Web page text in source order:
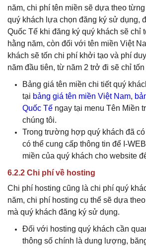
năm, chi phí tên miền sẽ dựa theo
quý khách lựa chọn đăng ký sử dụng,
Quốc Tế khi đăng ký quý khách sẽ chỉ
hằng năm, còn đối với tên miền Việt
khách sẽ tốn chi phí khởi tạo và phí
năm đầu tiên, từ năm 2 trở đi sẽ chỉ
Bảng giá tên miền chi tiếtquý
tại bảng giá tên miền Việt Nam,
Quốc Tế ngay tại menu Tên Miền
chúng tôi.
Trong trường hợp quý khách đã
có thể cung cấp thông tin để I-
miền của quý khách cho website
6.2.2 Chi phí về hosting
Chi phí hosting cũng là chi phí quý
năm, chi phí hosting cụ thể sẽ dựa
mà quý khách đăng ký sử dụng.
Đối với hosting quý khách cần
thông số chính là dung lượng,